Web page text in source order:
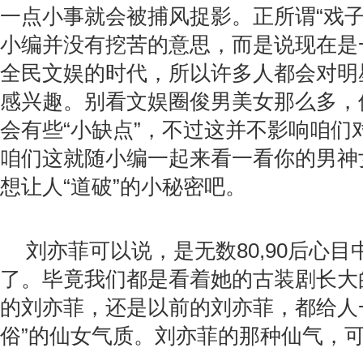
一点小事就会被捕风捉影。正所谓“戏
小编并没有挖苦的意思，而是说现在
全民文娱的时代，所以许多人都会对
感兴趣。别看文娱圈俊男美女那么多
会有些“小缺点”，不过这并不影响咱们
咱们这就随小编一起来看一看你的男
想让人“道破”的小秘密吧。
刘亦菲可以说，是无数80,90后心目
了。毕竟我们都是看着她的古装剧长
的刘亦菲，还是以前的刘亦菲，都给人
俗”的仙女气质。刘亦菲的那种仙气，